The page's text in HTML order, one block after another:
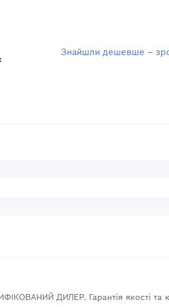
Знайшли дешевше –
ДИЛЕР. Гарантія якості та